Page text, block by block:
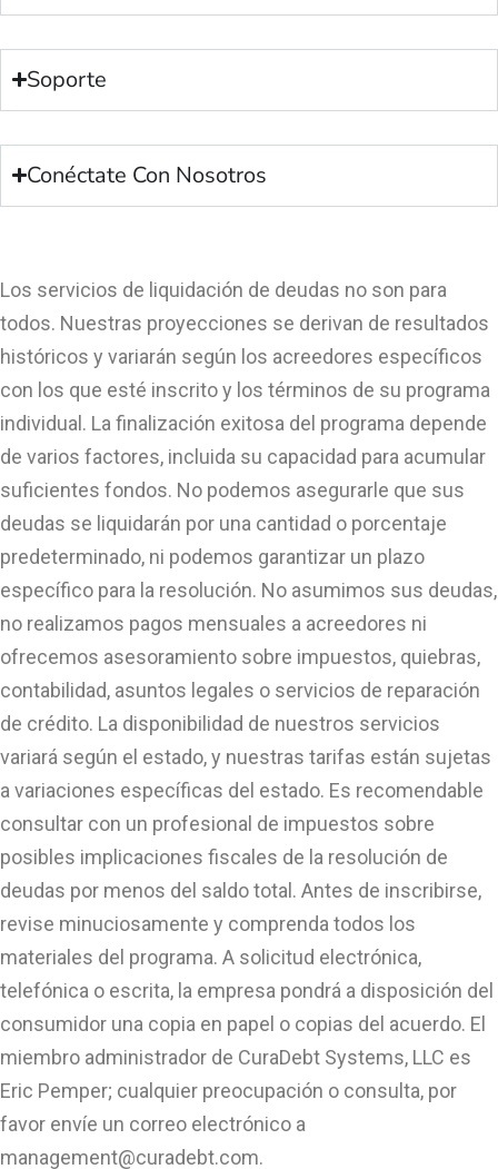
Soporte
Conéctate Con Nosotros
Los servicios de liquidación de deudas no son para
todos. Nuestras proyecciones se derivan de resultados
históricos y variarán según los acreedores específicos
con los que esté inscrito y los términos de su programa
individual. La finalización exitosa del programa depende
de varios factores, incluida su capacidad para acumular
suficientes fondos. No podemos asegurarle que sus
deudas se liquidarán por una cantidad o porcentaje
predeterminado, ni podemos garantizar un plazo
específico para la resolución. No asumimos sus deudas,
no realizamos pagos mensuales a acreedores ni
ofrecemos asesoramiento sobre impuestos, quiebras,
contabilidad, asuntos legales o servicios de reparación
de crédito. La disponibilidad de nuestros servicios
variará según el estado, y nuestras tarifas están sujetas
a variaciones específicas del estado. Es recomendable
consultar con un profesional de impuestos sobre
posibles implicaciones fiscales de la resolución de
deudas por menos del saldo total. Antes de inscribirse,
revise minuciosamente y comprenda todos los
materiales del programa. A solicitud electrónica,
telefónica o escrita, la empresa pondrá a disposición del
consumidor una copia en papel o copias del acuerdo. El
miembro administrador de CuraDebt Systems, LLC es
Eric Pemper; cualquier preocupación o consulta, por
favor envíe un correo electrónico a
management@curadebt.com.